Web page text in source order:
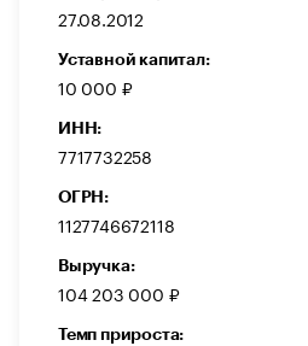
27.08.2012
Уставной капитал:
10 000 ₽
ИНН:
7717732258
ОГРН:
1127746672118
Выручка:
104 203 000 ₽
Темп прироста: